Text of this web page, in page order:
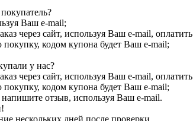
покупатель?
Ваш e-mail;
через сайт, используя Ваш e-mail,
кодом купона будет Ваш e-mail;
у нас?
через сайт, используя Ваш e-mail,
кодом купона будет Ваш e-mail;
отзыв, используя Ваш e-mail.
нескольких дней после проверки.